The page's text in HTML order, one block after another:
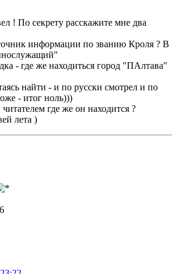
! По секрету расскажите мне два
информации по званию Кроля ? В
- где же находиться город "ПАлтава"
найти - и по русски смотрел и по
- итог ноль)))
где же он находится ?
лета )